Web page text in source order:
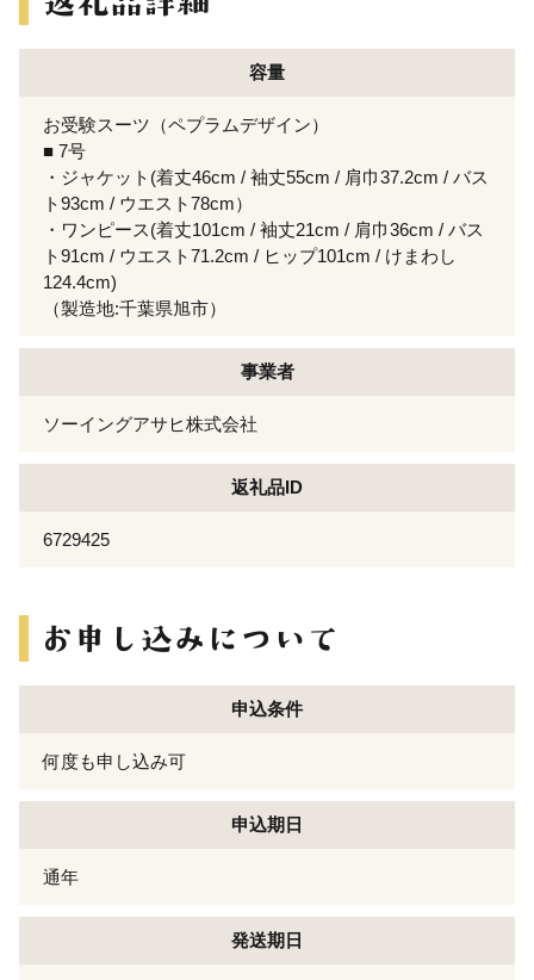
容量
お受験スーツ（ペプラムデザイン）
■ 7号
・ジャケット(着丈46cm / 袖丈55cm / 肩巾37.2cm / バス
ト93cm / ウエスト78cm）
・ワンピース(着丈101cm / 袖丈21cm / 肩巾36cm / バス
ト91cm / ウエスト71.2cm / ヒップ101cm / けまわし
124.4cm)
（製造地:千葉県旭市）
事業者
ソーイングアサヒ株式会社
返礼品ID
6729425
申込条件
何度も申し込み可
申込期日
通年
発送期日